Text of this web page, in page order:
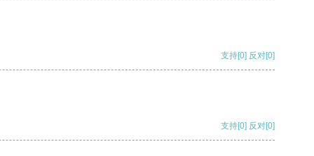
支持[0] 反对[0]
支持[0] 反对[0]